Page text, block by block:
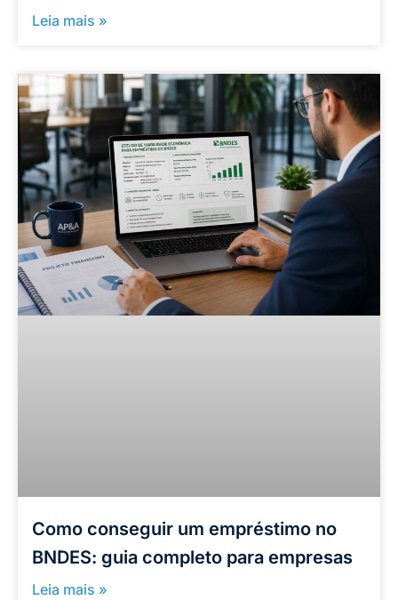
Leia mais »
Como conseguir um empréstimo no
BNDES: guia completo para empresas
Leia mais »